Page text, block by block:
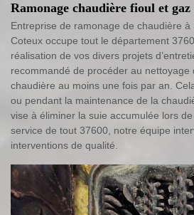
Ramonage chaudière fioul et
Entreprise de ramonage de chaudière à
Coteux occupe tout le département
réalisation de vos divers projets
recommandé de procéder au nettoyage
chaudière au moins une fois par an.
ou pendant la maintenance de la
vise à éliminer la suie accumulée lors
service de tout 37600, notre équipe
interventions de qualité.